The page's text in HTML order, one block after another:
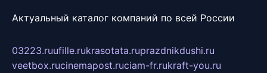
Актуальный каталог компаний по всей России
03223.ruufille.rukrasotata.ruprazdnikdushi.ru
veetbox.rucinemapost.ruciam-fr.rukraft-you.ru